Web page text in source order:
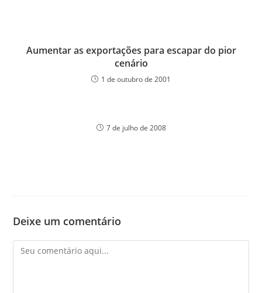
Aumentar as exportações para escapar do pior
cenário
1 de outubro de 2001
7 de julho de 2008
Deixe um comentário